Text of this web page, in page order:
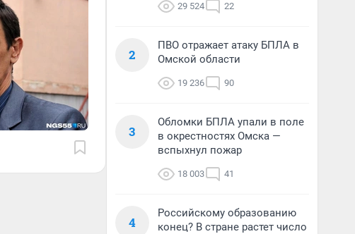
29 524 22
2
ПВО отражает атаку БПЛА в
Омской области
19 236 90
3
Обломки БПЛА упали в поле
в окрестностях Омска —
вспыхнул пожар
18 003 41
4
Российскому образованию
конец? В стране растет число